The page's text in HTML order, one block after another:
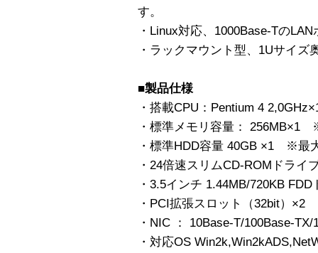
す。
・Linux対応、1000Base-Tの
・ラックマウント型、1Uサイズ
■製品仕様
・搭載CPU：Pentium 4
・標準メモリ容量： 256MB×1
・標準HDD容量 40GB ×1 ※最
・24倍速スリムCD-ROMドライ
・3.5インチ 1.44MB/720KB
・PCI拡張スロット（32bit）×2
・NIC ： 10Base-T/100Base-
・対応OS